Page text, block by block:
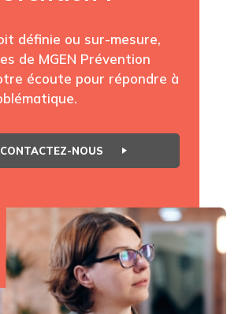
définie ou sur-mesure,
de MGEN Prévention
écoute pour répondre à
CONTACTEZ-NOUS